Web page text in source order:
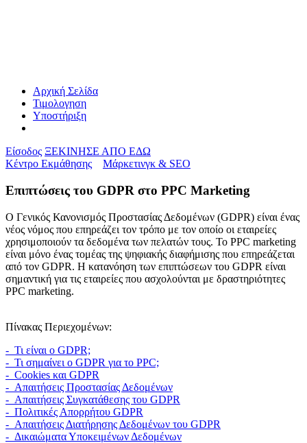
Αρχική Σελίδα
Τιμολογηση
Υποστήριξη
Είσοδος ΞΕΚΙΝΗΣΕ ΑΠΟ ΕΔΩ
Κέντρο Εκμάθησης
Μάρκετινγκ & SEO
Επιπτώσεις του GDPR στο PPC Marketing
Ο Γενικός Κανονισμός Προστασίας Δεδομένων (GDPR) είναι ένας
νέος νόμος που επηρεάζει τον τρόπο με τον οποίο οι εταιρείες
χρησιμοποιούν τα δεδομένα των πελατών τους. Το PPC marketing
είναι μόνο ένας τομέας της ψηφιακής διαφήμισης που επηρεάζεται
από τον GDPR. Η κατανόηση των επιπτώσεων του GDPR είναι
σημαντική για τις εταιρείες που ασχολούνται με δραστηριότητες
PPC marketing.
Πίνακας Περιεχομένων:
- Τι είναι ο GDPR;
- Τι σημαίνει ο GDPR για το PPC;
- Cookies και GDPR
- Απαιτήσεις Προστασίας Δεδομένων
- Απαιτήσεις Συγκατάθεσης του GDPR
- Πολιτικές Απορρήτου GDPR
- Απαιτήσεις Διατήρησης Δεδομένων του GDPR
- Δικαιώματα Υποκειμένων Δεδομένων